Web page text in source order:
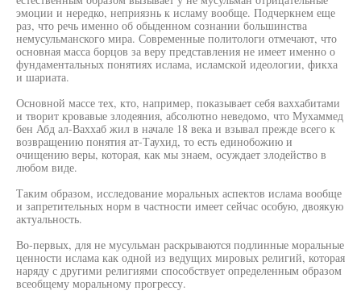
эмоции и нередко, неприязнь к исламу вообще. Подчеркнем еще
раз, что речь именно об обыденном сознании большинства
немусульманского мира. Современные политологи отмечают, что
основная масса борцов за веру представления не имеет именно о
фундаментальных понятиях ислама, исламской идеологии, фикха
и шариата.
Основной массе тех, кто, например, показывает себя ваххабитами
и творит кровавые злодеяния, абсолютно неведомо, что Мухаммед
бен Абд ал-Ваххаб жил в начале 18 века и взывал прежде всего к
возвращению понятия ат-Таухид, то есть единобожию и
очищению веры, которая, как мы знаем, осуждает злодейство в
любом виде.
Таким образом, исследование моральных аспектов ислама вообще
и запретительных норм в частности имеет сейчас особую, двоякую
актуальность.
Во-первых, для не мусульман раскрываются подлинные моральные
ценности ислама как одной из ведущих мировых религий, которая
наряду с другими религиями способствует определенным образом
всеобщему моральному прогрессу.